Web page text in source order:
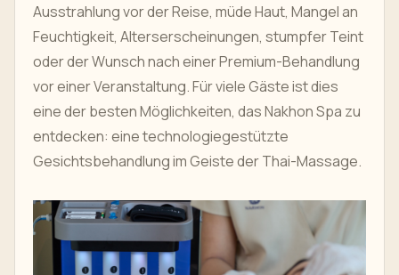
Ausstrahlung vor der Reise, müde Haut, Mangel an
Feuchtigkeit, Alterserscheinungen, stumpfer Teint
oder der Wunsch nach einer Premium-Behandlung
vor einer Veranstaltung. Für viele Gäste ist dies
eine der besten Möglichkeiten, das Nakhon Spa zu
entdecken: eine technologiegestützte
Gesichtsbehandlung im Geiste der Thai-Massage.